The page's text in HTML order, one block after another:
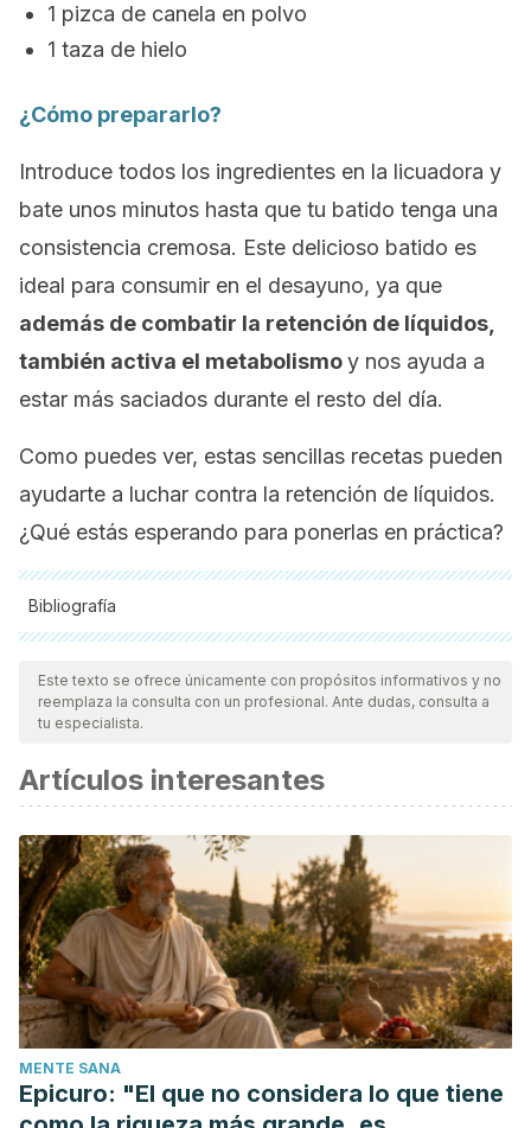
1 pizca de canela en polvo
1 taza de hielo
¿Cómo prepararlo?
Introduce todos los ingredientes en la licuadora y
bate unos minutos hasta que tu batido tenga una
consistencia cremosa. Este delicioso batido es
ideal para consumir en el desayuno, ya que
además de combatir la retención de líquidos,
también activa el metabolismoy nos ayuda a
estar más saciados durante el resto del día.
Como puedes ver, estas sencillas recetas pueden
ayudarte a luchar contra la retención de líquidos.
¿Qué estás esperando para ponerlas en práctica?
Bibliografía
Todas las fuentes citadas fueron revisadas a profundidad por
nuestro equipo, para asegurar su calidad, confiabilidad,
vigencia y validez.La bibliografía de este artículo fue
científica.
Gabriela Blasco López, Francisco Javier Gómez Montaño
[Internet]. 2014.Propiedades funcionales del plátano.
[Consultado el 15/12/2018]. Disponible
en: https://www.uv.mx/rm/num_anteriores/
Este texto se ofrece únicamente con propósitos informativos y no
reemplaza la consulta con un profesional. Ante dudas, consulta a
tu especialista.
Artículos interesantes
MENTE SANA
Epicuro: "El que no considera lo que tiene